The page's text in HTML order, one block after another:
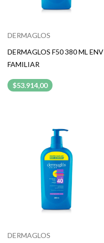
DERMAGLOS
DERMAGLOS F50 380 ML ENV
FAMILIAR
$53.914,00
DERMAGLOS